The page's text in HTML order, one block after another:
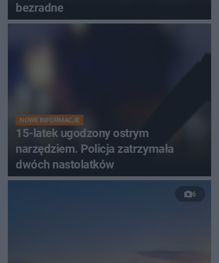
bezradne
NOWE INFORMACJE
15-latek ugodzony ostrym
narzędziem. Policja zatrzymała
dwóch nastolatków
6